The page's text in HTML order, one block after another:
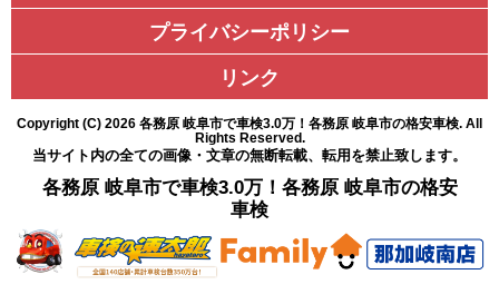
プライバシーポリシー
リンク
Copyright (C) 2026 各務原 岐阜市で車検3.0万！各務原 岐阜市の格安車検. All
Rights Reserved.
当サイト内の全ての画像・文章の無断転載、転用を禁止致します。
各務原 岐阜市で車検3.0万！各務原 岐阜市の格安
車検